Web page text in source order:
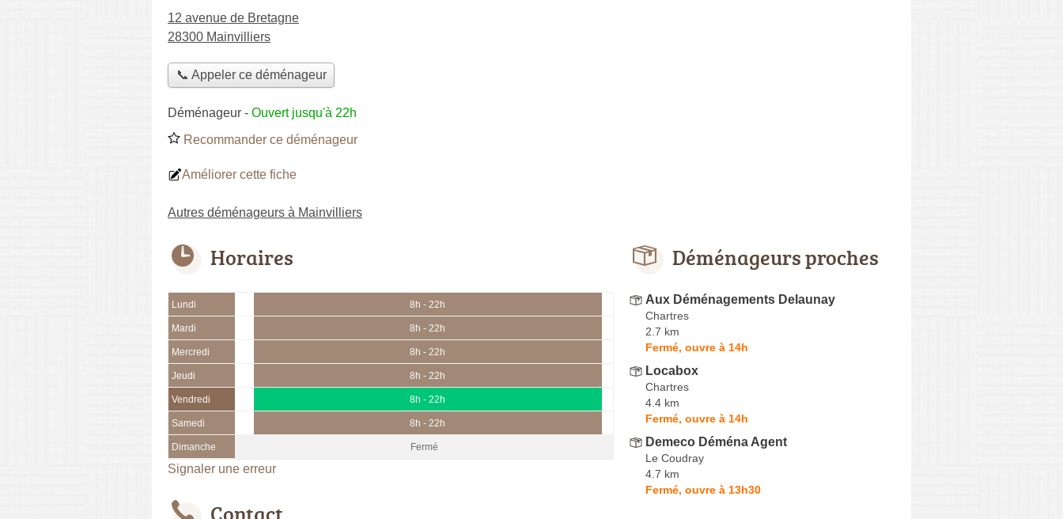
12 avenue de Bretagne
28300 Mainvilliers
📞 Appeler ce déménageur
Déménageur - Ouvert jusqu'à 22h
Recommander ce déménageur
Améliorer cette fiche
Autres déménageurs à Mainvilliers
Horaires
Lundi 8h - 22h
Mardi 8h - 22h
Mercredi 8h - 22h
Jeudi 8h - 22h
Vendredi 8h - 22h
Samedi 8h - 22h
Dimanche Fermé
Signaler une erreur
Contact
Déménageurs proches
Aux Déménagements Delaunay
Chartres
2.7 km
Fermé, ouvre à 14h
Locabox
Chartres
4.4 km
Fermé, ouvre à 14h
Demeco Déména Agent
Le Coudray
4.7 km
Fermé, ouvre à 13h30